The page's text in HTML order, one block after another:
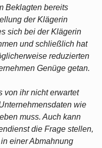
Beklagten bereits
der Klägerin
sich bei der Klägerin
und schließlich hat
reduzierten
Genüge getan.
von ihr nicht erwartet
wie
muss. Auch kann
die Frage stellen,
einer Abmahnung